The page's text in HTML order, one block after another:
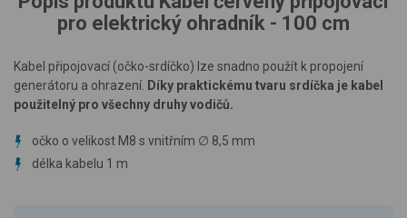
pro elektrický ohradník - 100 cm
Kabel připojovací (očko-srdíčko) lze snadno použít k propojení
generátoru a ohrazení. Díky praktickému tvaru srdíčka je kabel
použitelný pro všechny druhy vodičů.
očko o velikost M8 s vnitřním ∅ 8,5 mm
délka kabelu 1 m